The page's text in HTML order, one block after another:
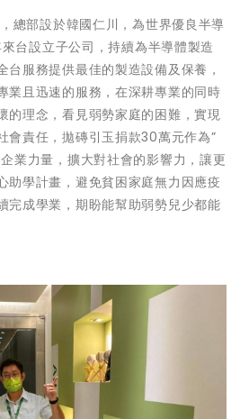
總部設於韓國仁川，為世界優良半導
台設立子公司，持續為半導體製造
台服務提供最佳的製造設備及保養，
業且迅速的服務，在深耕專業的同時
的理念，看見弱勢家庭的困難，實現
會責任，拋磚引玉捐款30萬元作為”
業力量，擴大對社會的影響力，讓更
助學計畫，避免貧困家庭無力因應疫
完成學業，期盼能幫助弱勢兒少都能